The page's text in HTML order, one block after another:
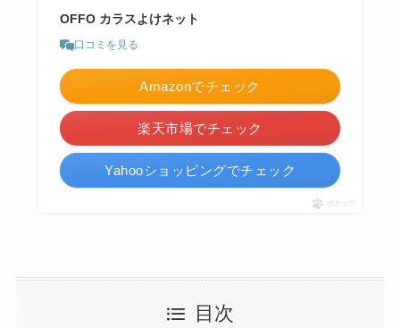
OFFO カラスよけネット
口コミを見る
Amazonでチェック
楽天市場でチェック
Yahooショッピングでチェック
ポチップ
目次